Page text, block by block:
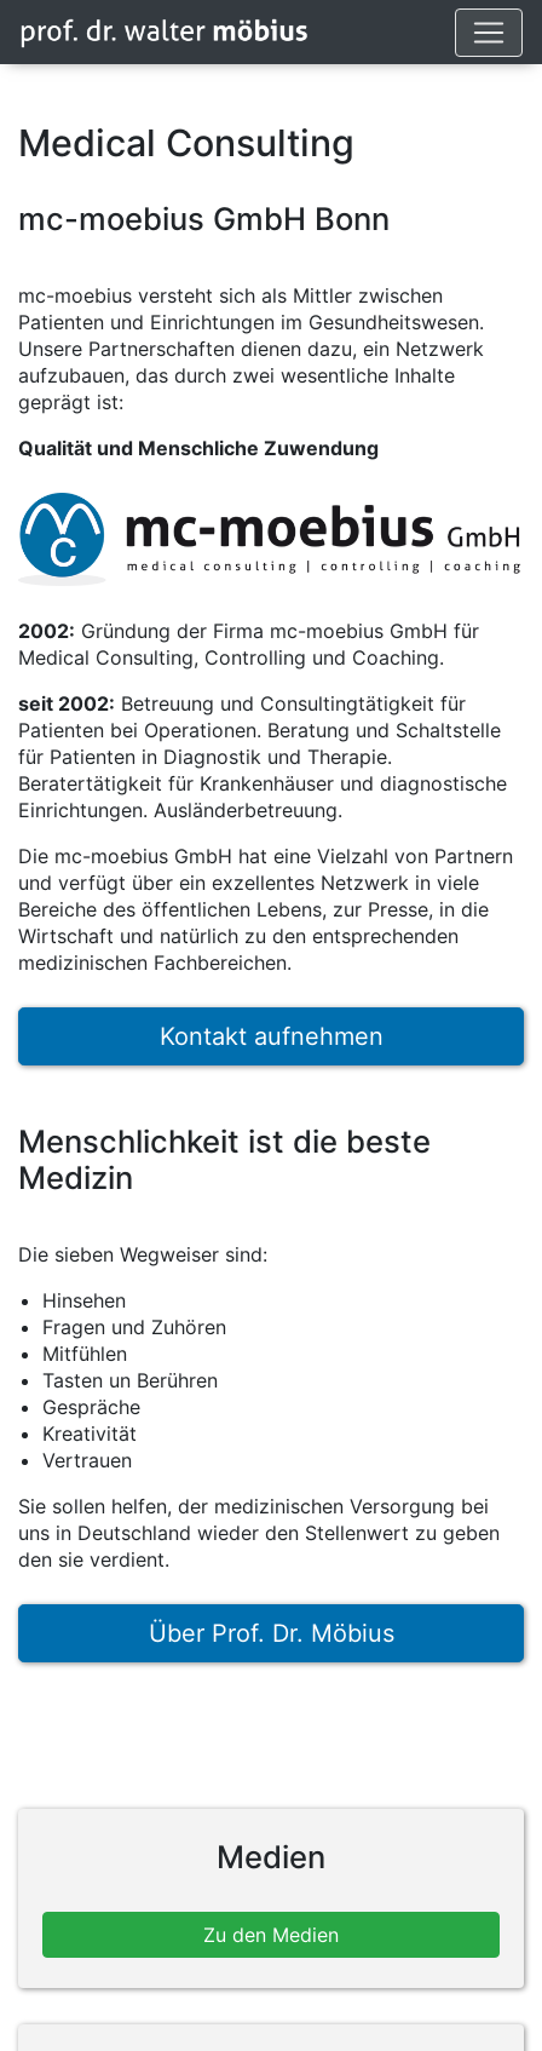
Medical Consulting
mc-moebius GmbH Bonn
mc-moebius versteht sich als Mittler zwischen
Patienten und Einrichtungen im Gesundheitswesen.
Unsere Partnerschaften dienen dazu, ein Netzwerk
aufzubauen, das durch zwei wesentliche Inhalte
geprägt ist:
Qualität und Menschliche Zuwendung
2002: Gründung der Firma mc-moebius GmbH für
Medical Consulting, Controlling und Coaching.
seit 2002: Betreuung und Consultingtätigkeit für
Patienten bei Operationen. Beratung und Schaltstelle
für Patienten in Diagnostik und Therapie.
Beratertätigkeit für Krankenhäuser und diagnostische
Einrichtungen. Ausländerbetreuung.
Die mc-moebius GmbH hat eine Vielzahl von Partnern
und verfügt über ein exzellentes Netzwerk in viele
Bereiche des öffentlichen Lebens, zur Presse, in die
Wirtschaft und natürlich zu den entsprechenden
medizinischen Fachbereichen.
Kontakt aufnehmen
Menschlichkeit ist die beste
Medizin
Die sieben Wegweiser sind:
Hinsehen
Fragen und Zuhören
Mitfühlen
Tasten un Berühren
Gespräche
Kreativität
Vertrauen
Sie sollen helfen, der medizinischen Versorgung bei
uns in Deutschland wieder den Stellenwert zu geben
den sie verdient.
Über Prof. Dr. Möbius
Medien
Zu den Medien